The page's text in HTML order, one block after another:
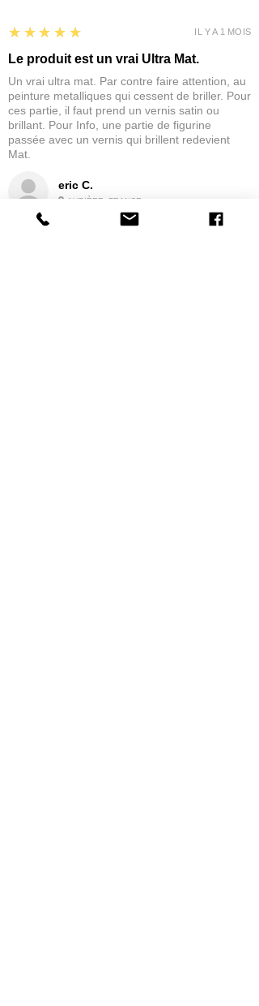
eric C.
AUBIÈRE, FRANCE
5
★★★★★
Le produit est un vrai Ultra Mat.
Un vrai ultra mat. Par contre faire attention, au
peinture metalliques qui cessent de briller. Pour
ces partie, il faut prend un vernis satin ou
brillant. Pour Info, une partie de figurine
passée avec un vernis qui brillent redevient
Mat.
IL Y A 1 MOIS